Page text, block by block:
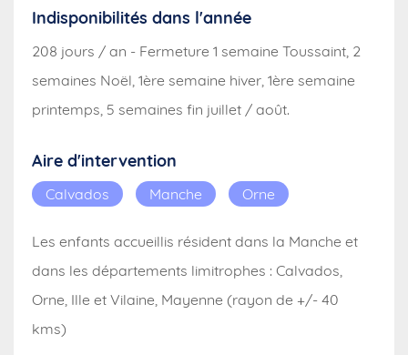
Indisponibilités dans l'année
208 jours / an - Fermeture 1 semaine Toussaint, 2
semaines Noël, 1ère semaine hiver, 1ère semaine
printemps, 5 semaines fin juillet / août.
Aire d'intervention
Calvados Manche Orne
Les enfants accueillis résident dans la Manche et
dans les départements limitrophes : Calvados,
Orne, Ille et Vilaine, Mayenne (rayon de +/- 40
kms)